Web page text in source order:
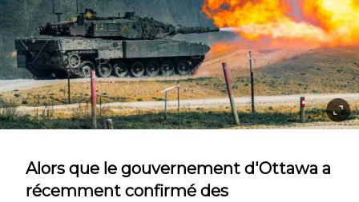
Alors que le gouvernement d'Ottawa a
récemment confirmé des